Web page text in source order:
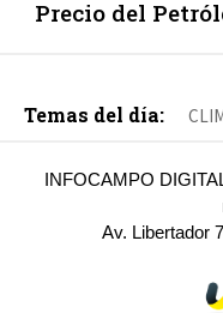
Precio del
Temas del día:
INFOCAMPO
Av. Libertador